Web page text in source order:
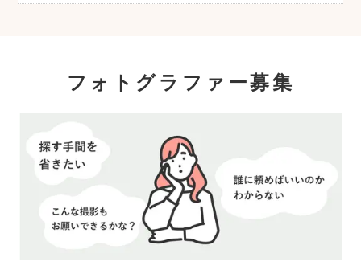
フォトグラファー募集